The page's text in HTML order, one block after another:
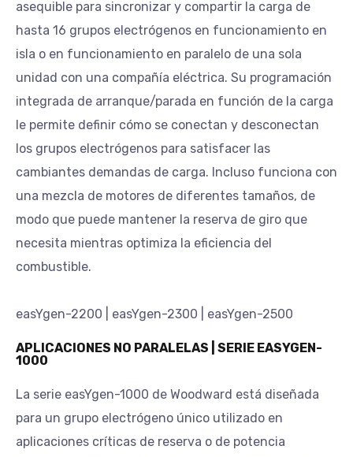
asequible para sincronizar y compartir la carga de
hasta 16 grupos electrógenos en funcionamiento en
isla o en funcionamiento en paralelo de una sola
unidad con una compañía eléctrica. Su programación
integrada de arranque/parada en función de la carga
le permite definir cómo se conectan y desconectan
los grupos electrógenos para satisfacer las
cambiantes demandas de carga. Incluso funciona con
una mezcla de motores de diferentes tamaños, de
modo que puede mantener la reserva de giro que
necesita mientras optimiza la eficiencia del
combustible.
easYgen-2200 | easYgen-2300 | easYgen-2500
APLICACIONES NO PARALELAS | SERIE EASYGEN-
1000
La serie easYgen-1000 de Woodward está diseñada
para un grupo electrógeno único utilizado en
aplicaciones críticas de reserva o de potencia